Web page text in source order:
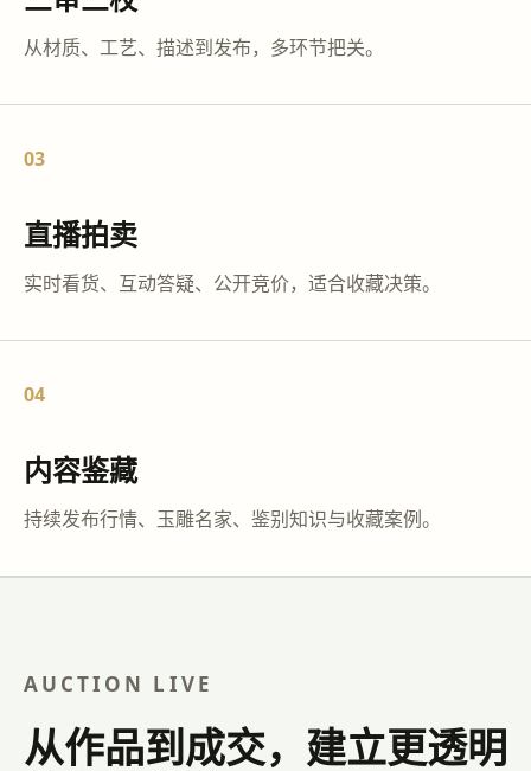
从材质、工艺、描述到发布，多环节把关。
03
直播拍卖
实时看货、互动答疑、公开竞价，适合收藏决策。
04
内容鉴藏
持续发布行情、玉雕名家、鉴别知识与收藏案例。
AUCTION LIVE
从作品到成交，建立更透明